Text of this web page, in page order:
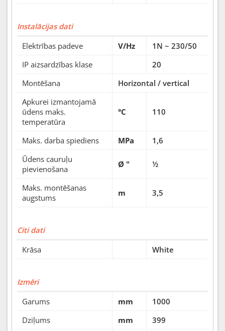
Instalācijas dati
Elektrības padeve
V/Hz
1N ~ 230/50
IP aizsardzības klase
20
Montēšana
Horizontal / vertical
Apkurei izmantojamā
ūdens maks.
temperatūra
°C 110
Maks. darba spiediens MPa
1,6
Ūdens cauruļu
pievienošana
Ø " ½
Maks. montēšanas
augstums
m 3,5
Citi dati
Krāsa
White
Izmēri
Garums
mm
1000
Dziļums
mm
399